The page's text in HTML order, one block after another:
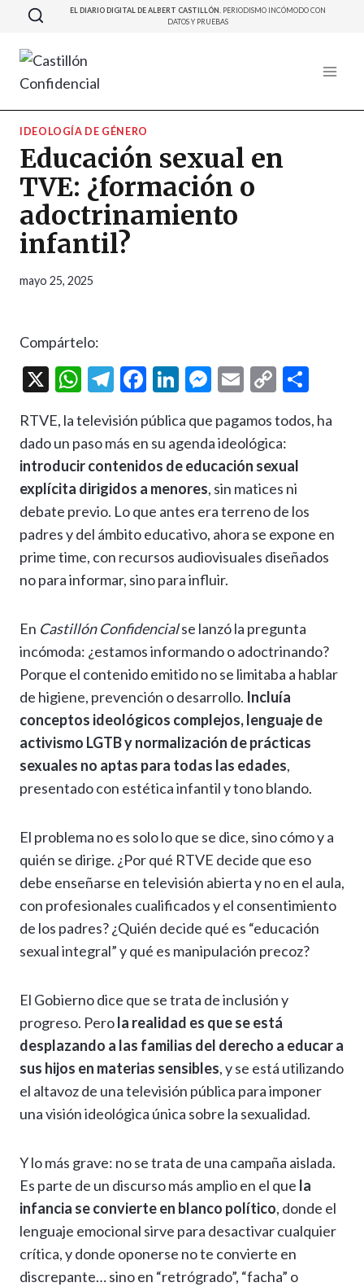
Saltar
contenido
EL DIARIO DIGITAL DE ALBERT CASTILLÓN. PERIODISMO INCÓMODO CON
DATOS Y PRUEBAS
IDEOLOGÍA DE GÉNERO
Educación sexual en
TVE: ¿formación o
adoctrinamiento
infantil?
mayo 25, 2025
Compártelo:
X
W
at
s
A
p
p
T
e
gr
a
m
F
e
b
o
o
k
Li
ke
dI
n
M
se
n
g
er
E
ai
l
C
p
y
Li
n
k
m
r
RTVE, la televisión pública que pagamos todos, ha
dado un paso más en su agenda ideológica:
introducir contenidos de educación sexual
explícita dirigidos a menores, sin matices ni
debate previo. Lo que antes era terreno de los
padres y del ámbito educativo, ahora se expone en
prime time, con recursos audiovisuales diseñados
no para informar, sino para influir.
En Castillón Confidencialse lanzó la pregunta
incómoda: ¿estamos informando o adoctrinando?
Porque el contenido emitido no se limitaba a hablar
de higiene, prevención o desarrollo. Incluía
conceptos ideológicos complejos, lenguaje de
activismo LGTB y normalización de prácticas
sexuales no aptas para todas las edades,
presentado con estética infantil y tono blando.
El problema no es solo lo que se dice, sino cómo y a
quién se dirige. ¿Por qué RTVE decide que eso
debe enseñarse en televisión abierta y no en el aula,
con profesionales cualificados y el consentimiento
de los padres? ¿Quién decide qué es “educación
sexual integral” y qué es manipulación precoz?
El Gobierno dice que se trata de inclusión y
progreso. Perola realidad es que se está
desplazando a las familias del derecho a educar a
sus hijos en materias sensibles, y se está utilizando
el altavoz de una televisión pública para imponer
una visión ideológica única sobre la sexualidad.
Y lo más grave: no se trata de una campaña aislada.
Es parte de un discurso más amplio en el que la
infancia se convierte en blanco político, donde el
lenguaje emocional sirve para desactivar cualquier
crítica, y donde oponerse no te convierte en
discrepante… sino en “retrógrado”, “facha” o